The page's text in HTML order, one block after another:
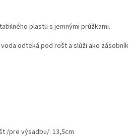
plastu s jemnými prúžkami.
odteká pod rošt a slúži ako zásobník
/pre výsadbu/: 13,5cm